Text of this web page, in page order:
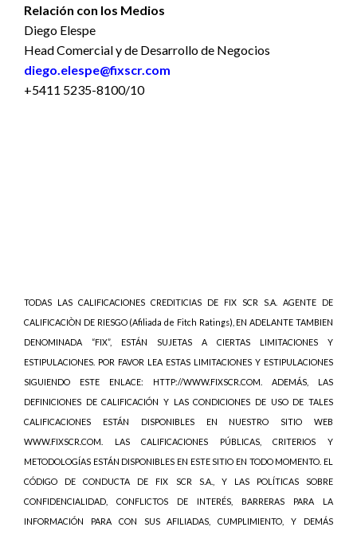
Relación con los Medios
Diego Elespe
Head Comercial y de Desarrollo de Negocios
diego.elespe@fixscr.com
+5411 5235-8100/10
TODAS LAS CALIFICACIONES CREDITICIAS DE FIX SCR S.A. AGENTE DE
CALIFICACIÒN DE RIESGO (Afiliada de Fitch Ratings), EN ADELANTE TAMBIEN
DENOMINADA “FIX”, ESTÁN SUJETAS A CIERTAS LIMITACIONES Y
ESTIPULACIONES. POR FAVOR LEA ESTAS LIMITACIONES Y ESTIPULACIONES
SIGUIENDO ESTE ENLACE: HTTP://WWW.FIXSCR.COM. ADEMÁS, LAS
DEFINICIONES DE CALIFICACIÓN Y LAS CONDICIONES DE USO DE TALES
CALIFICACIONES ESTÁN DISPONIBLES EN NUESTRO SITIO WEB
WWW.FIXSCR.COM. LAS CALIFICACIONES PÚBLICAS, CRITERIOS Y
METODOLOGÍAS ESTÁN DISPONIBLES EN ESTE SITIO EN TODO MOMENTO. EL
CÓDIGO DE CONDUCTA DE FIX SCR S.A., Y LAS POLÍTICAS SOBRE
CONFIDENCIALIDAD, CONFLICTOS DE INTERÉS, BARRERAS PARA LA
INFORMACIÓN PARA CON SUS AFILIADAS, CUMPLIMIENTO, Y DEMÁS